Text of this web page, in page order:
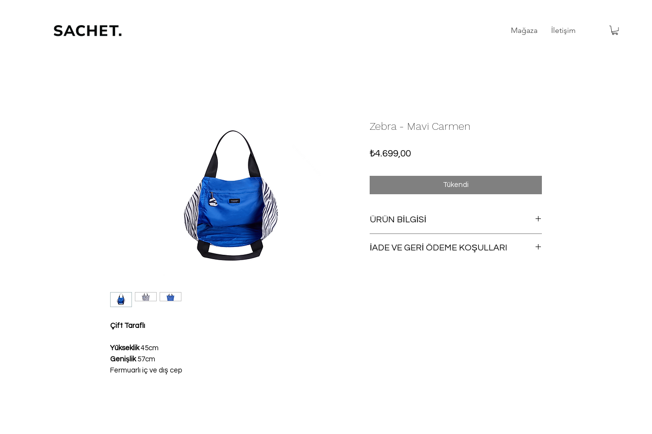
İletişim
Mağaza İletişim
Çift Taraflı
Yükseklik45cm
Genişlik57cm
Fermuarlı iç ve dış cep
Zebra - Mavi Carmen
₺4.699,00Fiyat
Tükendi
ÜRÜN BİLGİSİ
İADE VE GERİ ÖDEME KOŞULLARI